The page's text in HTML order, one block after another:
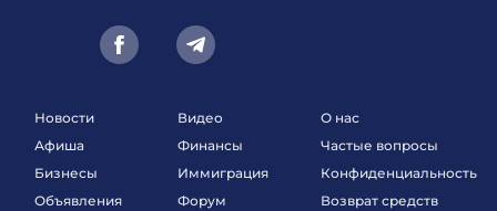
Новости
Афиша
Бизнесы
Объявления
Видео
Финансы
Иммиграция
Форум
О нас
Частые вопросы
Конфиденциальность
Возврат средств